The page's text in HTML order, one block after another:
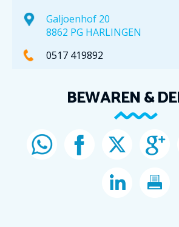
Galjoenhof 20
8862 PG HARLINGEN
0517 419892
BEWAREN &